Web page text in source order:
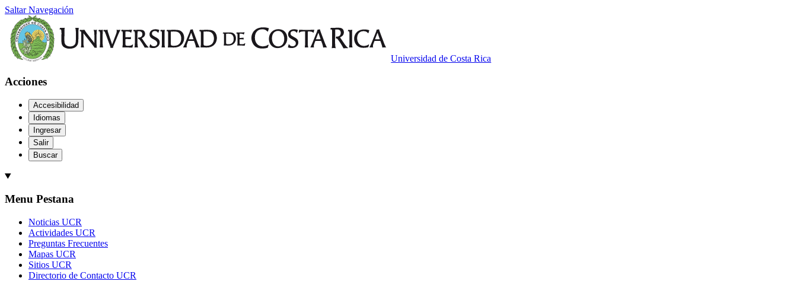
Saltar Navegación
Universidad de Costa Rica
Acciones
Accesibilidad
Idiomas
Ingresar
Salir
Buscar
Menu Pestana
Noticias UCR
Actividades UCR
Preguntas Frecuentes
Mapas UCR
Sitios UCR
Directorio de Contacto UCR